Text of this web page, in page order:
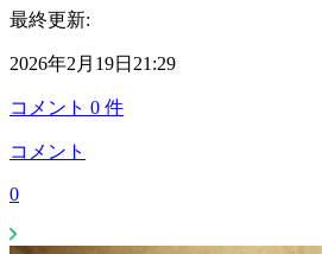
最終更新:
2026年2月19日21:29
コメント 0 件
コメント
0